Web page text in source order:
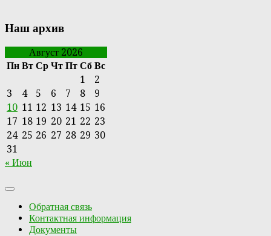
Наш архив
Август 2026
Пн Вт Ср Чт Пт Сб Вс
1
2
3
4 5 6 7 8
9
10 11 12 13 14 15 16
17 18 19 20 21 22 23
24 25 26 27 28 29 30
31
« Июн
Обратная связь
Контактная информация
Документы